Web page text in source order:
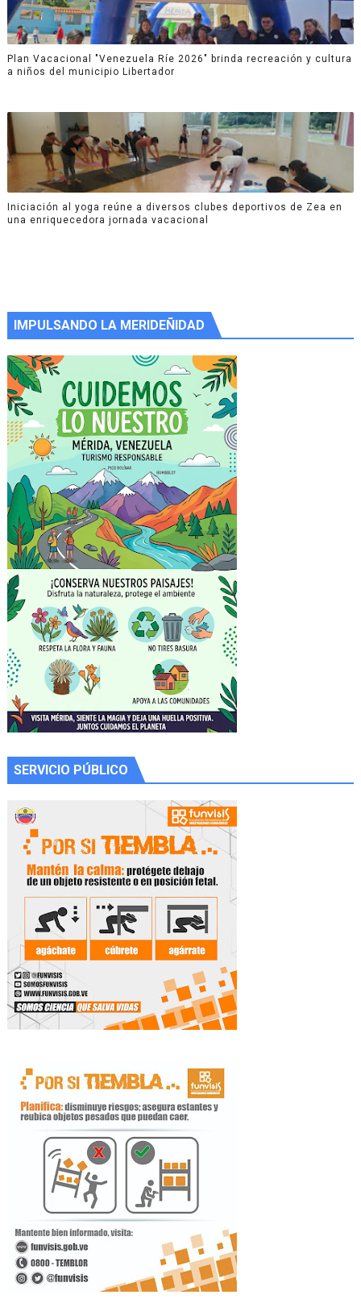
Plan Vacacional "Venezuela Ríe 2026" brinda recreación y cultura
a niños del municipio Libertador
Iniciación al yoga reúne a diversos clubes deportivos de Zea en
una enriquecedora jornada vacacional
IMPULSANDO LA MERIDEÑIDAD
SERVICIO PÚBLICO